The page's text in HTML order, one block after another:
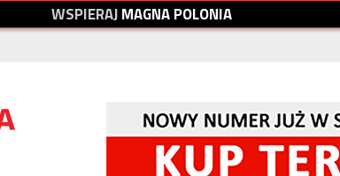
WSPIERAJMAGNAPOLONIA